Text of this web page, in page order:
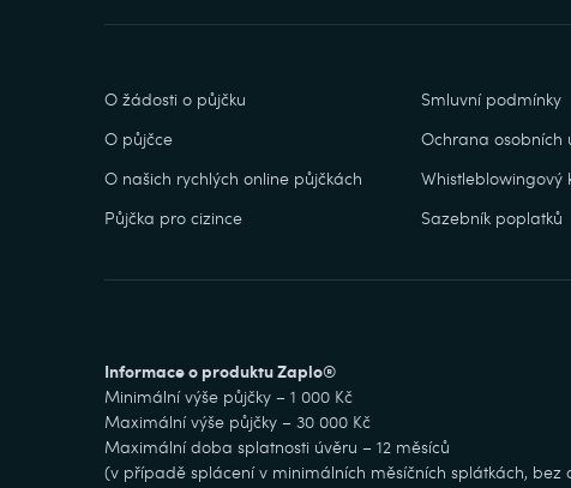
O žádosti o půjčku
O půjčce
O našich rychlých online půjčkách
Půjčka pro cizince
Smluvní podmínky
Ochrana osobních
Whistleblowingový
Sazebník poplatků
Informace o produktu Zaplo®
Minimální výše půjčky – 1 000 Kč
Maximální výše půjčky – 30 000 Kč
Maximální doba splatnosti úvěru – 12 měsíců
(v případě splácení v minimálních měsíčních splátkách,